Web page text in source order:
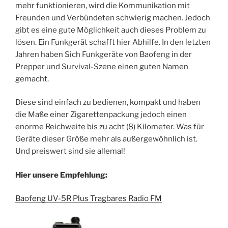
mehr funktionieren, wird die Kommunikation mit
Freunden und Verbündeten schwierig machen. Jedoch
gibt es eine gute Möglichkeit auch dieses Problem zu
lösen. Ein Funkgerät schafft hier Abhilfe. In den letzten
Jahren haben Sich Funkgeräte von Baofeng in der
Prepper und Survival-Szene einen guten Namen
gemacht.
Diese sind einfach zu bedienen, kompakt und haben
die Maße einer Zigarettenpackung jedoch einen
enorme Reichweite bis zu acht (8) Kilometer. Was für
Geräte dieser Größe mehr als außergewöhnlich ist.
Und preiswert sind sie allemal!
Hier unsere Empfehlung:
Baofeng UV-5R Plus Tragbares Radio FM